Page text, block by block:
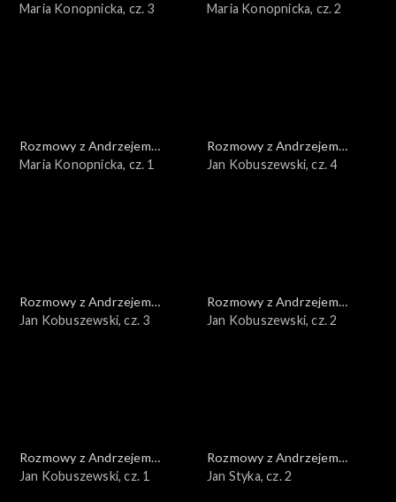
Doboszem
Maria Konopnicka, cz. 3
Doboszem
Maria Konopnicka, cz. 2
Rozmowy z Andrzejem
Doboszem
Maria Konopnicka, cz. 1
Rozmowy z Andrzejem
Doboszem
Jan Kobuszewski, cz. 4
Rozmowy z Andrzejem
Doboszem
Jan Kobuszewski, cz. 3
Rozmowy z Andrzejem
Doboszem
Jan Kobuszewski, cz. 2
Rozmowy z Andrzejem
Doboszem
Jan Kobuszewski, cz. 1
Rozmowy z Andrzejem
Doboszem
Jan Styka, cz. 2